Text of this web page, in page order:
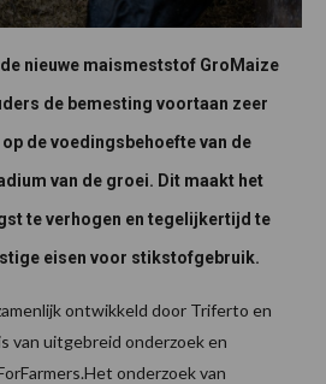
nieuwe maismeststof GroMaize
de bemesting voortaan zeer
de voedingsbehoefte van de
van de groei. Dit maakt het
te verhogen en tegelijkertijd te
eisen voor stikstofgebruik.
ontwikkeld door Triferto en
van uitgebreid onderzoek en
onderzoek van